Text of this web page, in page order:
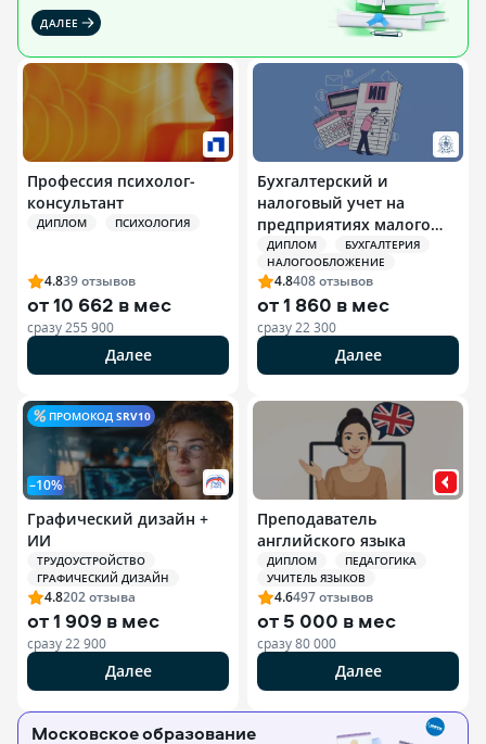
ДАЛЕЕ
Профессия психолог-
консультант
ДИПЛОМ ПСИХОЛОГИЯ
4.839отзывов
от10 662 в мес
сразу 255 900
Далее
Бухгалтерский и
налоговый учет на
предприятиях малого
бизнеса и
индивидуальных
предпринимателей (ИП)
ДИПЛОМ
БУХГАЛТЕРИЯ
НАЛОГООБЛОЖЕНИЕ
4.8408отзывов
от1 860 в мес
сразу 22 300
Далее
ПРОМОКОД SRV10
–10%
Графический дизайн +
ИИ
ТРУДОУСТРОЙСТВО
ГРАФИЧЕСКИЙ ДИЗАЙН
4.8202отзыва
от1 909 в мес
сразу 22 900
Далее
Преподаватель
английского языка
ДИПЛОМ
ПЕДАГОГИКА
УЧИТЕЛЬ ЯЗЫКОВ
4.6497отзывов
от 5 000 в мес
сразу80 000
Далее
Московское образование